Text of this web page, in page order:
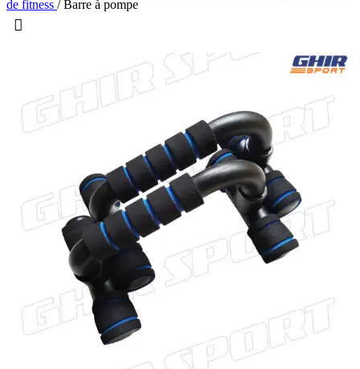
de fitness / Barre à pompe